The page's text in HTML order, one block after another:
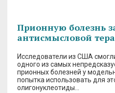
Прионную болезнь
антисмысловой
Исследователи из США
одного из самых
прионных болезней у
попытка использовать для
олигонуклеотиды…